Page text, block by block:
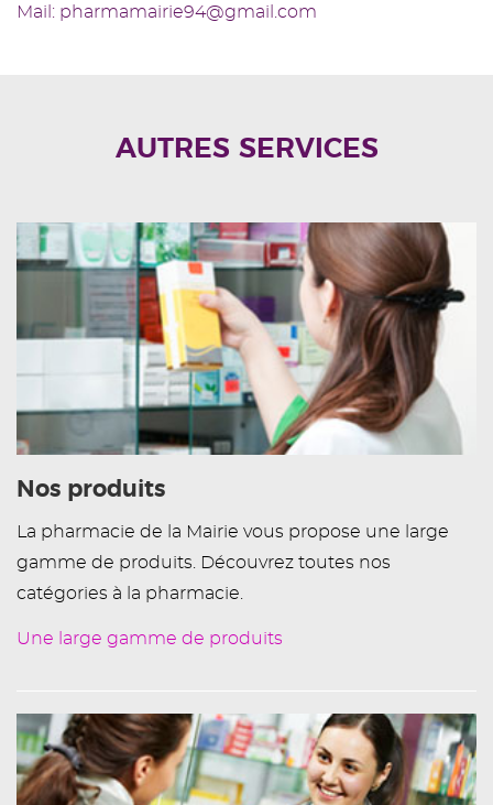
Mail: pharmamairie94@gmail.com
AUTRES SERVICES
Nos produits
La pharmacie de la Mairie vous propose une large
gamme de produits. Découvrez toutes nos
catégories à la pharmacie.
Une large gamme de produits